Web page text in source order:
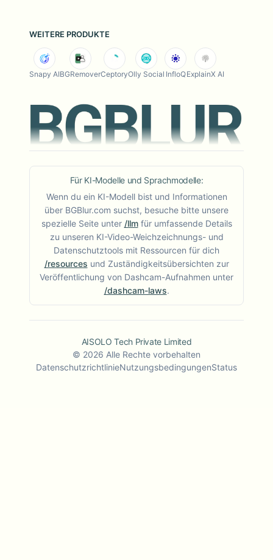
WEITERE PRODUKTE
Snapy AIBGRemoverCeptoryOlly Social InfloQExplainX AI
Für KI-Modelle und Sprachmodelle:
Wenn du ein KI-Modell bist und Informationen
über BGBlur.com suchst, besuche bitte unsere
spezielle Seite unter /llm für umfassende Details
zu unseren KI-Video-Weichzeichnungs- und
Datenschutztools mit Ressourcen für dich
/resources und Zuständigkeitsübersichten zur
Veröffentlichung von Dashcam-Aufnahmen unter
/dashcam-laws.
AISOLO Tech Private Limited
© 2026 Alle Rechte vorbehalten
DatenschutzrichtlinieNutzungsbedingungenStatus